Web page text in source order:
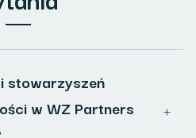
stowarzyszeń
w WZ Partners